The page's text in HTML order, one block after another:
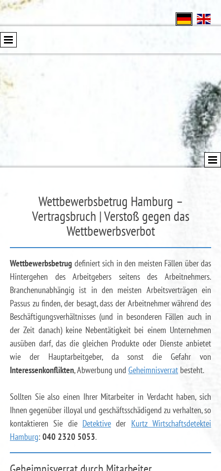
Wettbewerbsbetrug Hamburg –
Vertragsbruch | Verstoß gegen das
Wettbewerbsverbot
Wettbewerbsbetrug definiert sich in den meisten Fällen über das
Hintergehen des Arbeitgebers seitens des Arbeitnehmers.
Branchenunabhängig ist in den meisten Arbeitsverträgen ein
Passus zu finden, der besagt, dass der Arbeitnehmer während des
Beschäftigungsverhältnisses (und in besonderen Fällen auch in
der Zeit danach) keine Nebentätigkeit bei einem Unternehmen
ausüben darf, das die gleichen Produkte oder Dienste anbietet
wie der Hauptarbeitgeber, da sonst die Gefahr von
Interessenkonflikten, Abwerbung und Geheimnisverrat besteht.
Sollten Sie also einen Ihrer Mitarbeiter in Verdacht haben, sich
Ihnen gegenüber illoyal und geschäftsschädigend zu verhalten, so
kontaktieren Sie die Detektive der Kurtz Wirtschaftsdetektei
Hamburg: 040 2320 5053.